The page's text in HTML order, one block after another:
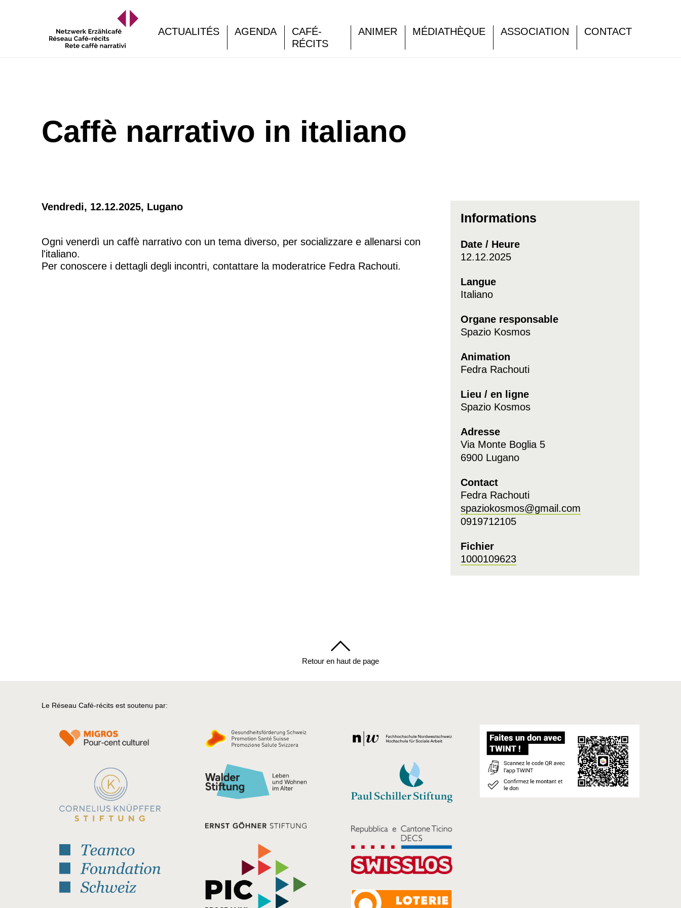
ACTUALITÉS AGENDA
CAFÉ-
RÉCITS
ANIMER MÉDIATHÈQUE ASSOCIATION CONTACT
Caffè narrativo in italiano
Vendredi, 12.12.2025, Lugano
Ogni venerdì un caffè narrativo con un tema diverso, per socializzare e allenarsi con
l'italiano.
Per conoscere i dettagli degli incontri, contattare la moderatrice Fedra Rachouti.
Informations
Date / Heure
12.12.2025
Langue
Italiano
Organe responsable
Spazio Kosmos
Animation
Fedra Rachouti
Lieu / en ligne
Spazio Kosmos
Adresse
Via Monte Boglia 5
6900 Lugano
Contact
Fedra Rachouti
spaziokosmos@gmail.com
0919712105
Fichier
1000109623
Retour en haut de page
Le Réseau Café-récits est soutenu par: